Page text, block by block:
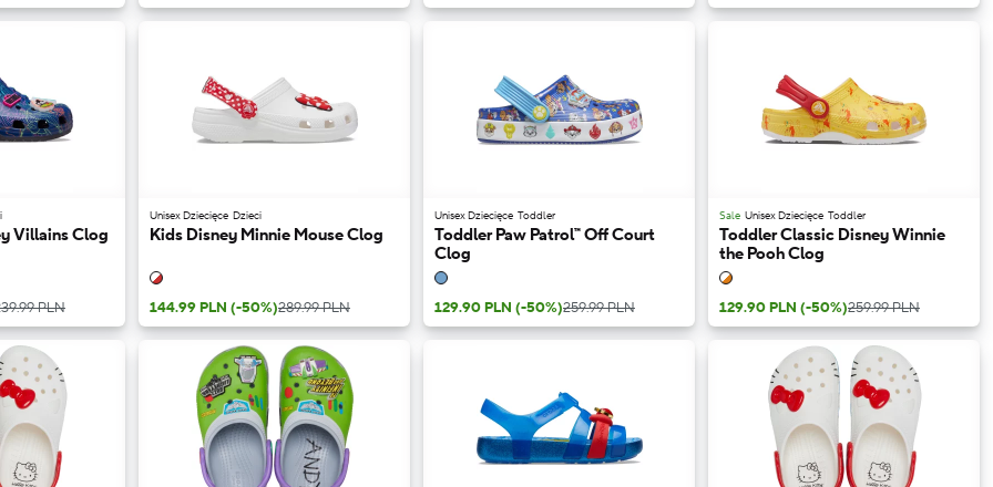
Villains Clog
PLN
Unisex Dziecięce Dzieci
Kids Disney Minnie Mouse Clog
144.99 PLN (-50%)289.99 PLN
Unisex Dziecięce Toddler
Toddler Paw Patrol™ Off Court
Clog
129.90 PLN (-50%)259.99 PLN
Sale Unisex Dziecięce Toddler
Toddler Classic Disney Winnie
the Pooh Clog
129.90 PLN (-50%)259.99 PLN